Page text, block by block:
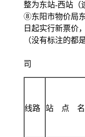
整为东站-西站（
⑧东阳市物价局东
日起实行新票价
（没有标注的都
东阳市
司
线路 站 点 名